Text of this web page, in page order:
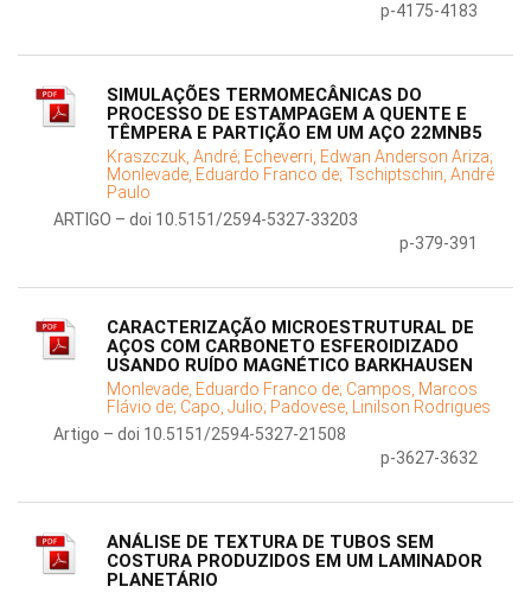
p-4175-4183
SIMULAÇÕES TERMOMECÂNICAS DO
PROCESSO DE ESTAMPAGEM A QUENTE E
TÊMPERA E PARTIÇÃO EM UM AÇO 22MNB5
Kraszczuk, André; Echeverri, Edwan Anderson Ariza;
Monlevade, Eduardo Franco de; Tschiptschin, André
Paulo
ARTIGO – doi 10.5151/2594-5327-33203
p-379-391
CARACTERIZAÇÃO MICROESTRUTURAL DE
AÇOS COM CARBONETO ESFEROIDIZADO
USANDO RUÍDO MAGNÉTICO BARKHAUSEN
Monlevade, Eduardo Franco de; Campos, Marcos
Flávio de; Capo, Julio; Padovese, Linilson Rodrigues
Artigo – doi 10.5151/2594-5327-21508
p-3627-3632
ANÁLISE DE TEXTURA DE TUBOS SEM
COSTURA PRODUZIDOS EM UM LAMINADOR
PLANETÁRIO